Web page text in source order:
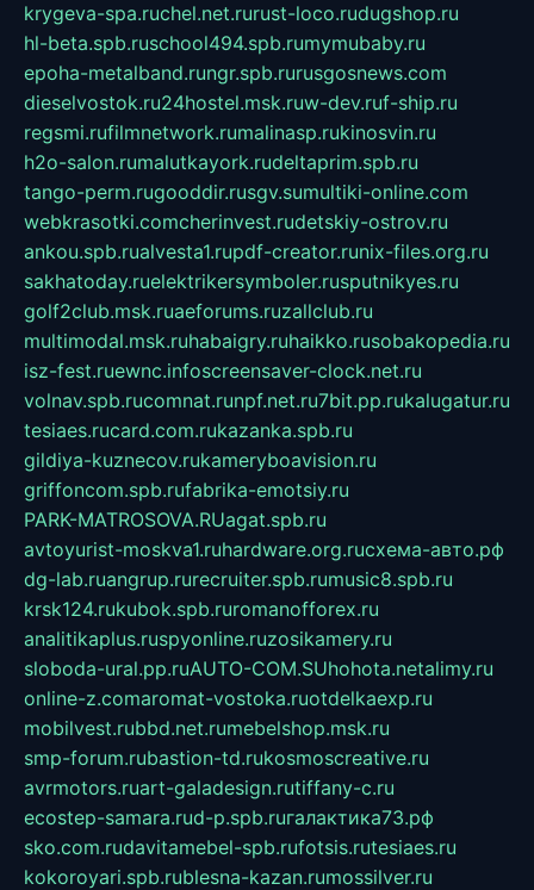
krygeva-spa.ruchel.net.rurust-loco.rudugshop.ru
hl-beta.spb.ruschool494.spb.rumymubaby.ru
epoha-metalband.rungr.spb.rurusgosnews.com
dieselvostok.ru24hostel.msk.ruw-dev.ruf-ship.ru
regsmi.rufilmnetwork.rumalinasp.rukinosvin.ru
h2o-salon.rumalutkayork.rudeltaprim.spb.ru
tango-perm.rugooddir.rusgv.sumultiki-online.com
webkrasotki.comcherinvest.rudetskiy-ostrov.ru
ankou.spb.rualvesta1.rupdf-creator.runix-files.org.ru
sakhatoday.ruelektrikersymboler.rusputnikyes.ru
golf2club.msk.ruaeforums.ruzallclub.ru
multimodal.msk.ruhabaigry.ruhaikko.rusobakopedia.ru
isz-fest.ruewnc.infoscreensaver-clock.net.ru
volnav.spb.rucomnat.runpf.net.ru7bit.pp.rukalugatur.ru
tesiaes.rucard.com.rukazanka.spb.ru
gildiya-kuznecov.rukameryboavision.ru
griffoncom.spb.rufabrika-emotsiy.ru
PARK-MATROSOVA.RUagat.spb.ru
avtoyurist-moskva1.ruhardware.org.ruсхема-авто.рф
dg-lab.ruangrup.rurecruiter.spb.rumusic8.spb.ru
krsk124.rukubok.spb.ruromanofforex.ru
analitikaplus.ruspyonline.ruzosikamery.ru
sloboda-ural.pp.ruAUTO-COM.SUhohota.netalimy.ru
online-z.comaromat-vostoka.ruotdelkaexp.ru
mobilvest.rubbd.net.rumebelshop.msk.ru
smp-forum.rubastion-td.rukosmoscreative.ru
avrmotors.ruart-galadesign.rutiffany-c.ru
ecostep-samara.rud-p.spb.ruгалактика73.рф
sko.com.rudavitamebel-spb.rufotsis.rutesiaes.ru
kokoroyari.spb.rublesna-kazan.rumossilver.ru